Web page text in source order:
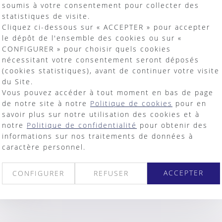
pas pu assister à notre dernier webinaire ?
disponible ! Diffusé le 1er avril 2025, ce
suite
– Baux commerciaux AVRIL 2025
de cassation continue à préciser le statut,
de délivrance. Dans son arrêt du 10 avril
suite
soumis à votre consentement pour collecter des
statistiques de visite.
Cliquez ci-dessous sur « ACCEPTER » pour accepter
le dépôt de l'ensemble des cookies ou sur «
CONFIGURER » pour choisir quels cookies
nécessitant votre consentement seront déposés
(cookies statistiques), avant de continuer votre visite
du Site.
Vous pouvez accéder à tout moment en bas de page
de notre site à notre Politique de cookies pour en
savoir plus sur notre utilisation des cookies et à
notre Politique de confidentialité pour obtenir des
informations sur nos traitements de données à
caractère personnel.
CONFIGURER REFUSER ACCEPTER